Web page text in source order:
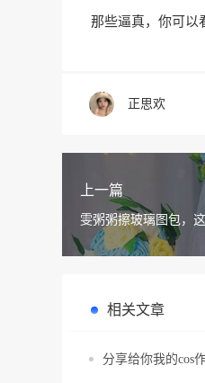
那些逼真，你可以
正思欢
上一篇
雯粥粥擦玻璃图包，
相关文章
分享给你我的cos